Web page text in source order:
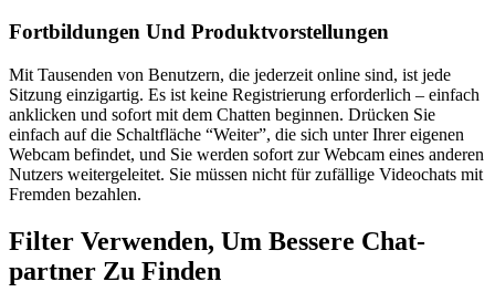
Fortbildungen Und Produktvorstellungen
Mit Tausenden von Benutzern, die jederzeit online sind, ist jede
Sitzung einzigartig. Es ist keine Registrierung erforderlich – einfach
anklicken und sofort mit dem Chatten beginnen. Drücken Sie
einfach auf die Schaltfläche “Weiter”, die sich unter Ihrer eigenen
Webcam befindet, und Sie werden sofort zur Webcam eines anderen
Nutzers weitergeleitet. Sie müssen nicht für zufällige Videochats mit
Fremden bezahlen.
Filter Verwenden, Um Bessere Chat-
partner Zu Finden